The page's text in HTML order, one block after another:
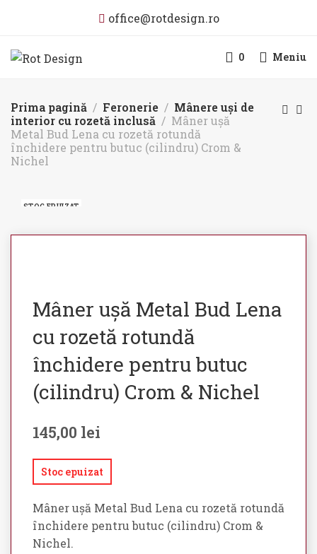
office@rotdesign.ro
0 Meniu
Prima pagină Feronerie
Mânere uși de
interior cu rozetă inclusă
Mâner ușă
Metal Bud Lena cu rozetă rotundă
închidere pentru butuc (cilindru) Crom &
Nichel
STOC EPUIZAT
Mâner ușă Metal Bud Lena
cu rozetă rotundă
închidere pentru butuc
(cilindru) Crom & Nichel
145,00 lei
Stoc epuizat
Mâner ușă Metal Bud Lena cu rozetă rotundă
închidere pentru butuc (cilindru) Crom &
Nichel.